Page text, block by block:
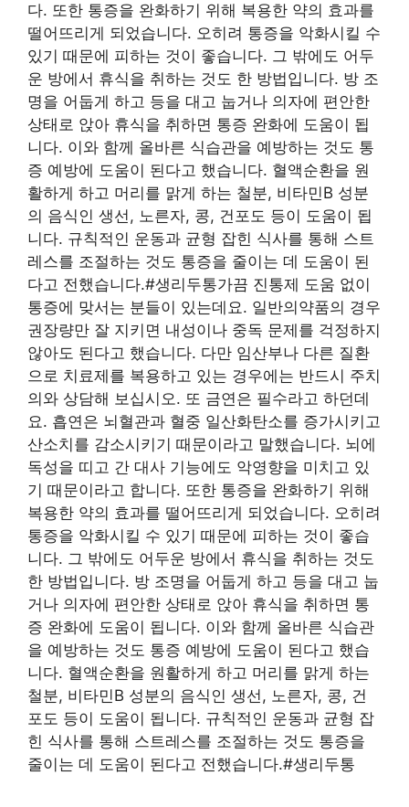
다. 또한 통증을 완화하기 위해 복용한 약의 효과를
떨어뜨리게 되었습니다. 오히려 통증을 악화시킬 수
있기 때문에 피하는 것이 좋습니다. 그 밖에도 어두
운 방에서 휴식을 취하는 것도 한 방법입니다. 방 조
명을 어둡게 하고 등을 대고 눕거나 의자에 편안한
상태로 앉아 휴식을 취하면 통증 완화에 도움이 됩
니다. 이와 함께 올바른 식습관을 예방하는 것도 통
증 예방에 도움이 된다고 했습니다. 혈액순환을 원
활하게 하고 머리를 맑게 하는 철분, 비타민B 성분
의 음식인 생선, 노른자, 콩, 건포도 등이 도움이 됩
니다. 규칙적인 운동과 균형 잡힌 식사를 통해 스트
레스를 조절하는 것도 통증을 줄이는 데 도움이 된
다고 전했습니다.#생리두통가끔 진통제 도움 없이
통증에 맞서는 분들이 있는데요. 일반의약품의 경우
권장량만 잘 지키면 내성이나 중독 문제를 걱정하지
않아도 된다고 했습니다. 다만 임산부나 다른 질환
으로 치료제를 복용하고 있는 경우에는 반드시 주치
의와 상담해 보십시오. 또 금연은 필수라고 하던데
요. 흡연은 뇌혈관과 혈중 일산화탄소를 증가시키고
산소치를 감소시키기 때문이라고 말했습니다. 뇌에
독성을 띠고 간 대사 기능에도 악영향을 미치고 있
기 때문이라고 합니다. 또한 통증을 완화하기 위해
복용한 약의 효과를 떨어뜨리게 되었습니다. 오히려
통증을 악화시킬 수 있기 때문에 피하는 것이 좋습
니다. 그 밖에도 어두운 방에서 휴식을 취하는 것도
한 방법입니다. 방 조명을 어둡게 하고 등을 대고 눕
거나 의자에 편안한 상태로 앉아 휴식을 취하면 통
증 완화에 도움이 됩니다. 이와 함께 올바른 식습관
을 예방하는 것도 통증 예방에 도움이 된다고 했습
니다. 혈액순환을 원활하게 하고 머리를 맑게 하는
철분, 비타민B 성분의 음식인 생선, 노른자, 콩, 건
포도 등이 도움이 됩니다. 규칙적인 운동과 균형 잡
힌 식사를 통해 스트레스를 조절하는 것도 통증을
줄이는 데 도움이 된다고 전했습니다.#생리두통